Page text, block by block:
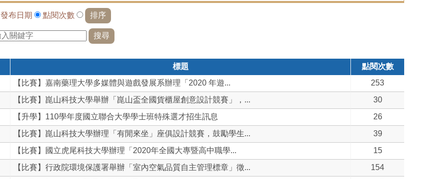
發布日期 點閱次數
標題
點閱次數
【比賽】嘉南藥理大學多媒體與遊戲發展系辦理「2020 年遊...
253
【比賽】崑山科技大學舉辦「崑山盃全國貨櫃屋創意設計競賽」，...
30
【升學】110學年度國立聯合大學學士班特殊選才招生訊息
26
【比賽】崑山科技大學辦理「有閒來坐」座俱設計競賽，鼓勵學生...
39
【比賽】國立虎尾科技大學辦理「2020年全國大專暨高中職學...
15
【比賽】行政院環境保護署舉辦「室內空氣品質自主管理標章」徵...
154